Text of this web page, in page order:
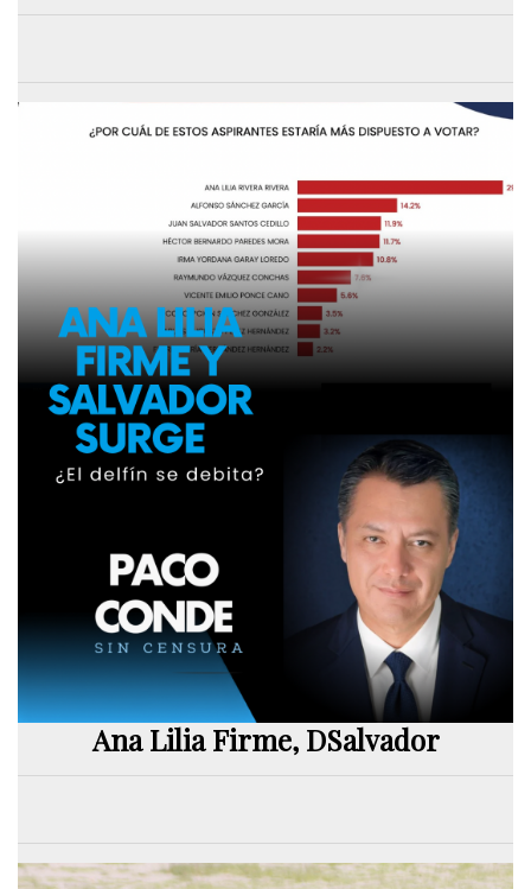
Ana Lilia Firme, DSalvador